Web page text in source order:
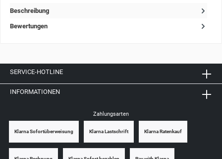
Beschreibung
Bewertungen
SERVICE-HOTLINE
INFORMATIONEN
Zahlungsarten
Klarna Sofortüberweisung Klarna Lastschrift Klarna Ratenkauf